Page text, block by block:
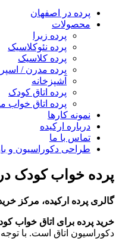
پرده در اصفهان
محصولات
پرده زبرا
پرده نئوکلاسیک
پرده کلاسیک
پرده مدرن /
آشپزخانه
پرده اتاق کودک
پرده اتاق خواب
نمونه کارها
درباره ارکیده
تماس با ما
طراحی دکوراسیون و
پرده خواب کودک
گالری پرده ارکیده، مرکز
خرید پرده برای اتاق خواب
دکوراسیون اتاق است. با